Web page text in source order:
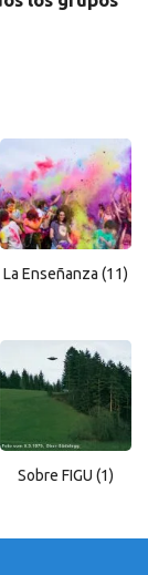
La Enseñanza (11)
Sobre FIGU (1)